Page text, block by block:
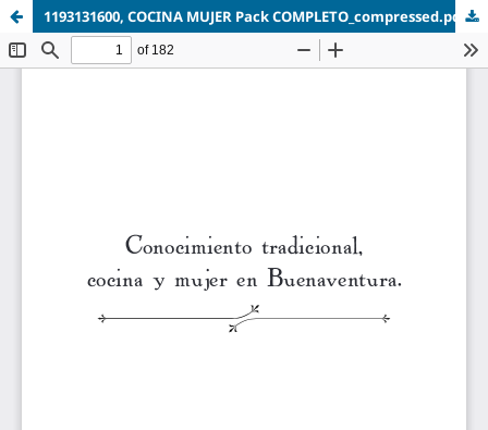
1193131600, COCINA MUJER Pack COMPLETO_compressed.pdf